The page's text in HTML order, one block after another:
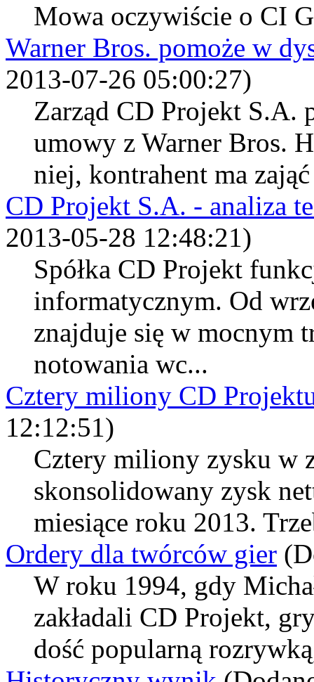
Mowa oczywiście o CI
Warner Bros. pomoże w
2013-07-26 05:00:27)
Zarząd CD Projekt S.A.
umowy z Warner Bros.
niej, kontrahent ma
CD Projekt S.A. - analiza
2013-05-28 12:48:21)
Spółka CD Projekt
informatycznym. Od
znajduje się w mocnym
notowania wc...
Cztery miliony CD
12:12:51)
Cztery miliony zysku w
skonsolidowany zysk
miesiące roku 2013.
Ordery dla twórców gier
W roku 1994, gdy
zakładali CD Projekt,
dość popularną